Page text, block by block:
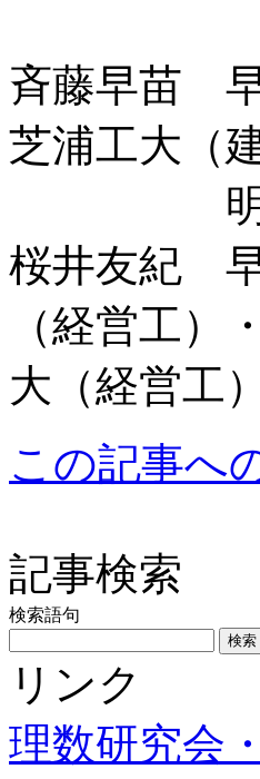
応用化
斉藤早苗 早
芝浦工大（
明治大
桜井友紀
（経営工
大（経営工）
この記事へ
記事検索
検索語句
リンク
理数研究会